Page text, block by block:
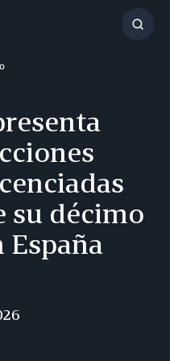
su décimo